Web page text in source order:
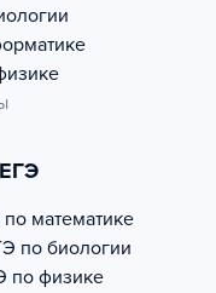
математике
по биологии
по физике